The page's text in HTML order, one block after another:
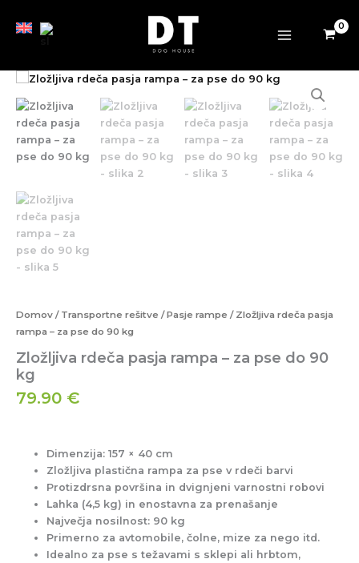
Domov / Transportne rešitve /Pasje rampe / Zložljiva rdeča pasja
rampa – za pse do 90 kg
Zložljiva rdeča pasja rampa – za pse do 90
kg
79.90 €
Dimenzija: 157 × 40 cm
Zložljiva plastična rampa za pse v rdeči barvi
Protizdrsna površina in dvignjeni varnostni robovi
Lahka (4,5 kg) in enostavna za prenašanje
Največja nosilnost: 90 kg
Primerno za avtomobile, čolne, mize za nego itd.
Idealno za pse s težavami s sklepi ali hrbtom,
Zložljiva
pasja
rampa
–
za
do
90
kg
količina
90
kg
količina